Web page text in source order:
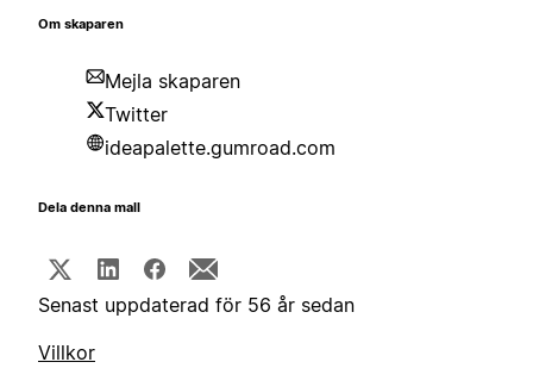
Om skaparen
Mejla skaparen
Twitter
ideapalette.gumroad.com
Dela denna mall
Senast uppdaterad för 56 år sedan
Villkor